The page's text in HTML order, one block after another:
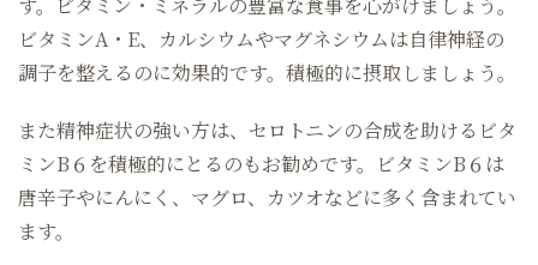
す。ビタミン・ミネラルの豊富な食事を心がけましょう。
ビタミンA・E、カルシウムやマグネシウムは自律神経の
調子を整えるのに効果的です。積極的に摂取しましょう。
また精神症状の強い方は、セロトニンの合成を助けるビタ
ミンB６を積極的にとるのもお勧めです。ビタミンB６は
唐辛子やにんにく、マグロ、カツオなどに多く含まれてい
ます。